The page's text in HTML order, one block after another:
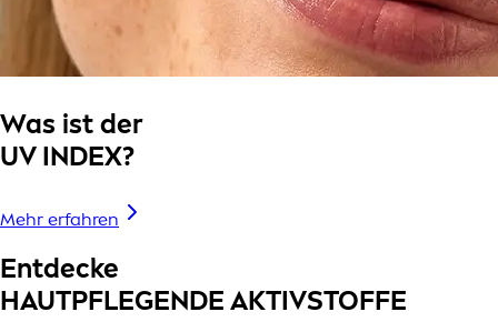
Was ist der
UV INDEX?
Mehr erfahren
Entdecke
HAUTPFLEGENDE AKTIVSTOFFE